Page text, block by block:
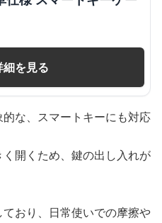
を見る
な、スマートキーにも対応
開くため、鍵の出し入れが
おり、日常使いでの摩擦や